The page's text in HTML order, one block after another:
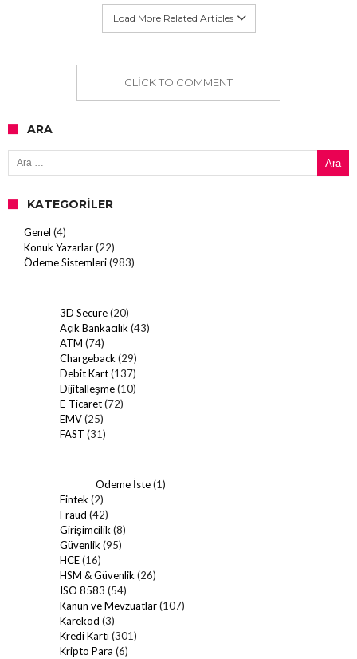
Load More Related Articles
CLICK TO COMMENT
ARA
Arama:
KATEGORILER
Genel (4)
Konuk Yazarlar(22)
Ödeme Sistemleri(983)
3D Secure(20)
Açık Bankacılık (43)
ATM (74)
Chargeback (29)
Debit Kart(137)
Dijitalleşme(10)
E-Ticaret(72)
EMV(25)
FAST (31)
Ödeme İste(1)
Fintek (2)
Fraud (42)
Girişimcilik (8)
Güvenlik (95)
HCE(16)
HSM & Güvenlik (26)
ISO 8583 (54)
Kanun ve Mevzuatlar(107)
Karekod (3)
Kredi Kartı (301)
Kripto Para (6)